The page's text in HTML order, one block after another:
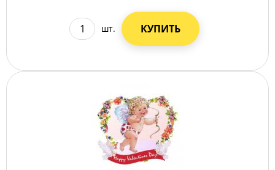
шт. КУПИТЬ